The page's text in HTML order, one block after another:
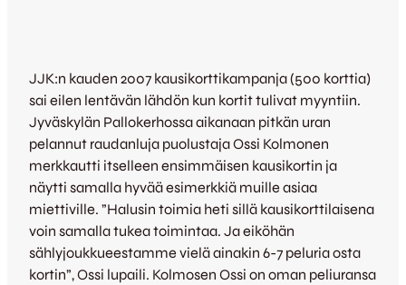
JJK:n kauden 2007 kausikorttikampanja (500 korttia)
sai eilen lentävän lähdön kun kortit tulivat myyntiin.
Jyväskylän Pallokerhossa aikanaan pitkän uran
pelannut raudanluja puolustaja Ossi Kolmonen
merkkautti itselleen ensimmäisen kausikortin ja
näytti samalla hyvää esimerkkiä muille asiaa
miettiville. ”Halusin toimia heti sillä kausikorttilaisena
voin samalla tukea toimintaa. Ja eiköhän
sählyjoukkueestamme vielä ainakin 6-7 peluria osta
kortin”, Ossi lupaili. Kolmosen Ossi on oman peliuransa